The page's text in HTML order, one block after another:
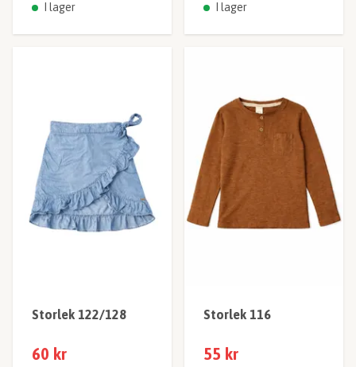
I lager I lager
Storlek 122/128
60 kr
Storlek 116
55 kr